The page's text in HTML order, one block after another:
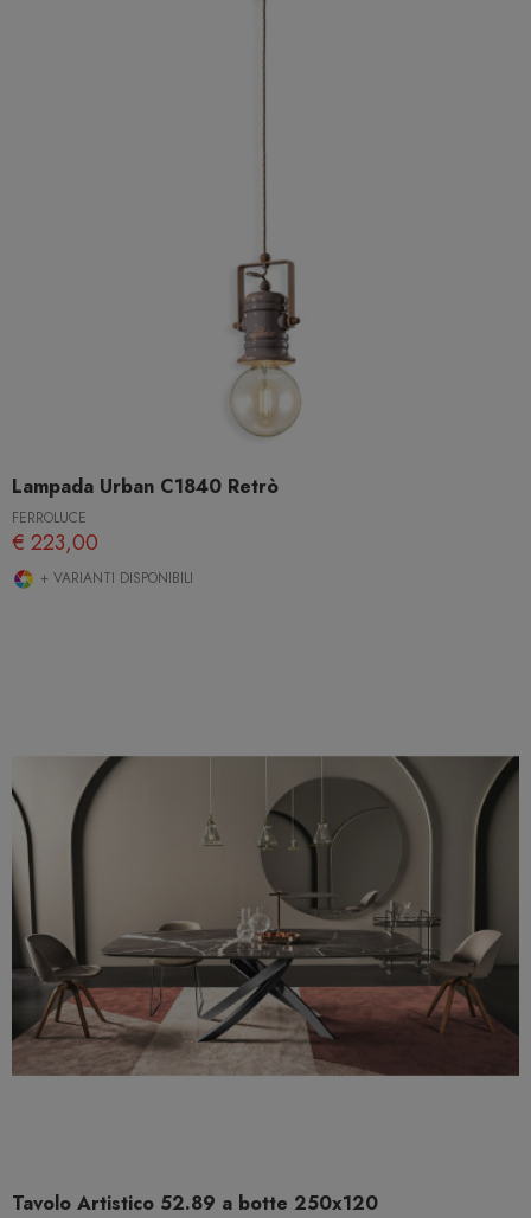
Lampada Urban C1840 Retrò
FERROLUCE
€ 223,00
+ VARIANTI DISPONIBILI
Tavolo Artistico 52.89 a botte 250x120